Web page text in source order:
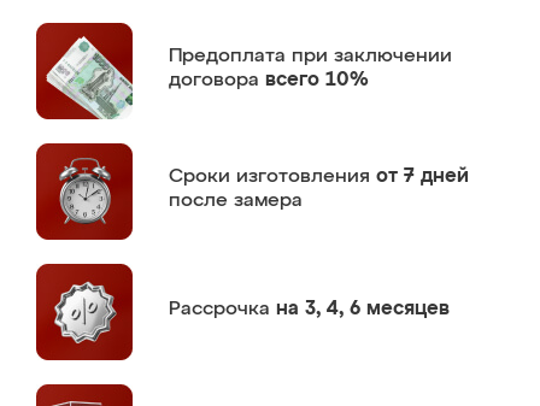
Предоплата при заключении
договора всего 10%
Сроки изготовления от 7 дней
после замера
Рассрочка на 3, 4, 6 месяцев